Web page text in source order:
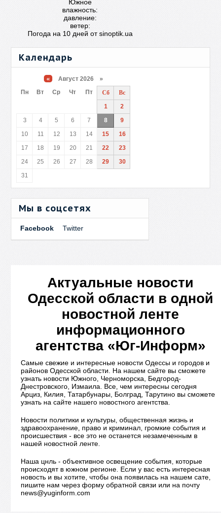
Южное
влажность:
давление:
ветер:
Погода на 10 дней отsinoptik.ua
Календарь
« Август 2026 »
Пн
Вт Ср Чт Пт Сб
Вс
1
2
3
4 5 6 7 8
9
10
11 12 13 14 15
16
17
18 19 20 21 22
23
24
25 26 27 28 29
30
31
Мы в соцсетях
Facebook Twitter
Актуальные новости
Одесской области в одной
новостной ленте
информационного
агентства «Юг-Информ»
Самые свежие и интересные новости Одессы и городов и
районов Одесской области. На нашем сайте вы сможете
узнать новости Южного, Черноморска, Бедгород-
Днестровского, Измаила. Все, чем интересны сегодня
Арциз, Килия, Татарбунары, Болград, Тарутино вы сможете
узнать на сайте нашего новостного агентства.
Новости политики и культуры, общественная жизнь и
здравоохранение, право и криминал, громкие события и
происшествия - все это не останется незамеченным в
нашей новостной ленте.
Наша цнль - объективное освещение события, которые
происходят в южном регионе. Если у вас есть интересная
новость и вы хотите, чтобы она появилась на нашем сате,
пишите нам через форму обратной связи или на почту
news@yuginform.com